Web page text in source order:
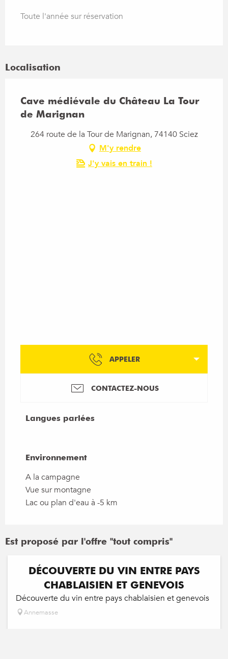
Toute l'année sur réservation
Localisation
Cave médiévale du Château La Tour
de Marignan
264 route de la Tour de Marignan, 74140 Sciez
M'y rendre
J'y vais en train !
APPELER
CONTACTEZ-NOUS
Langues parlées
Langues parlées
Environnement
Environnement
A la campagne
Vue sur montagne
Lac ou plan d'eau à -5 km
Est proposé par l'offre "tout compris"
DÉCOUVERTE DU VIN ENTRE PAYS
CHABLAISIEN ET GENEVOIS
Découverte du vin entre pays chablaisien et genevois
Annemasse